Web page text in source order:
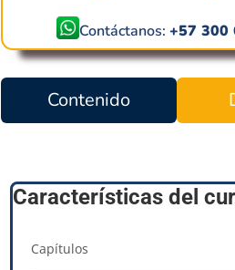
Contáctanos: +57 300
Contenido
Características del
Capítulos